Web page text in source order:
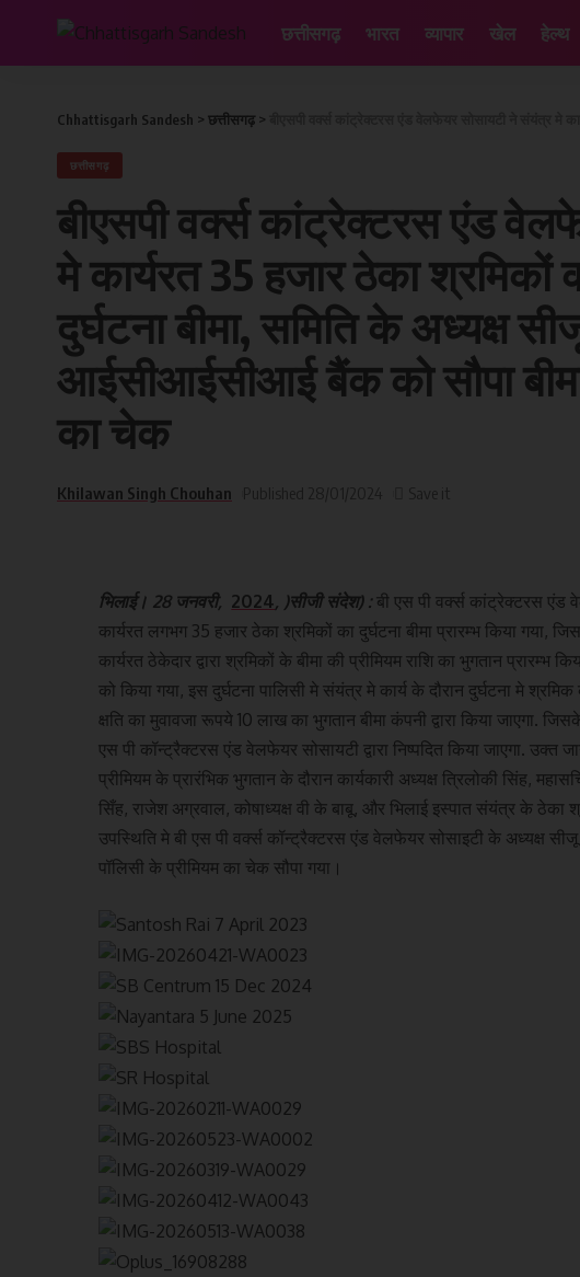
छत्तीसगढ़ भारत व्यापार खेल हेल्थ
Chhattisgarh Sandesh > छत्तीसगढ़ >
छत्तीसगढ़
बीएसपी वर्क्स कांट्रेक्टरस एंड
मे कार्यरत 35 हजार ठेका श्रमिकों
दुर्घटना बीमा, समिति के अध्यक्ष
आईसीआईसीआई बैंक को सौपा बीमा
का चेक
Khilawan Singh Chouhan
भिलाई। 28 जनवरी, 2024, )सीजी संदेश) :बी एस पी वर्क्स कांट्रेक्टरस एंड
कार्यरत लगभग 35 हजार ठेका श्रमिकों का दुर्घटना बीमा प्रारम्भ किया गया,
कार्यरत ठेकेदार द्वारा श्रमिकों के बीमा की प्रीमियम राशि का भुगतान
को किया गया, इस दुर्घटना पालिसी मे संयंत्र मे कार्य के दौरान दुर्घटना मे
क्षति का मुवावजा रूपये 10 लाख का भुगतान बीमा कंपनी द्वारा किया जाएगा.
एस पी कॉन्ट्रैक्टरस एंड वेलफेयर सोसायटी द्वारा निष्पदित किया जाएगा. उक्त
प्रीमियम के प्रारंभिक भुगतान के दौरान कार्यकारी अध्यक्ष त्रिलोकी सिंह,
सिँह, राजेश अग्रवाल, कोषाध्यक्ष वी के बाबू, और भिलाई इस्पात संयंत्र के
उपस्थिति मे बी एस पी वर्क्स कॉन्ट्रैक्टरस एंड वेलफेयर सोसाइटी के अध्यक्ष
पॉलिसी के प्रीमियम का चेक सौपा गया।